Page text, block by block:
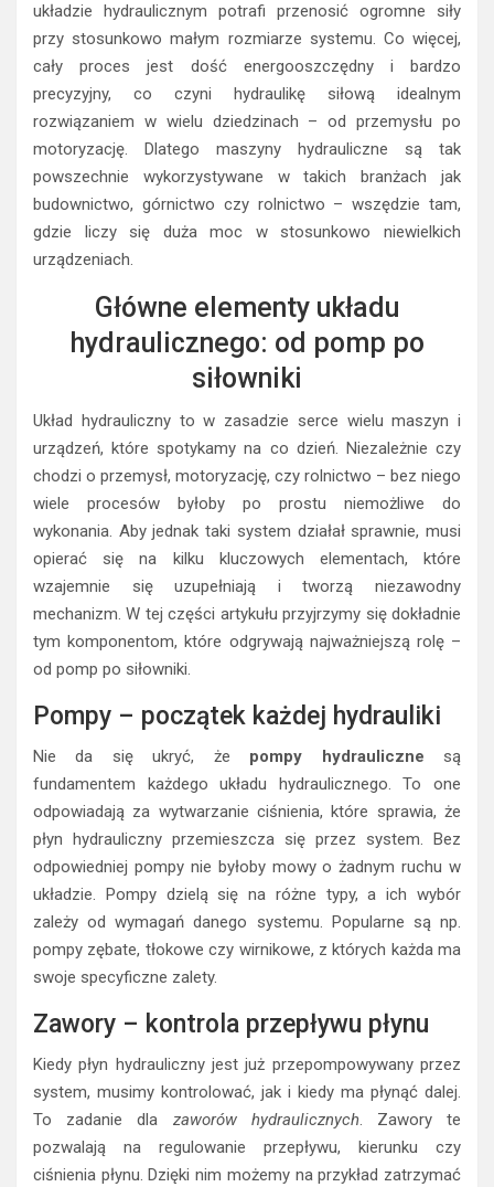
układzie hydraulicznym potrafi przenosić ogromne siły
przy stosunkowo małym rozmiarze systemu. Co więcej,
cały proces jest dość energooszczędny i bardzo
precyzyjny, co czyni hydraulikę siłową idealnym
rozwiązaniem w wielu dziedzinach – od przemysłu po
motoryzację. Dlatego maszyny hydrauliczne są tak
powszechnie wykorzystywane w takich branżach jak
budownictwo, górnictwo czy rolnictwo – wszędzie tam,
gdzie liczy się duża moc w stosunkowo niewielkich
urządzeniach.
Główne elementy układu
hydraulicznego: od pomp po
siłowniki
Układ hydrauliczny to w zasadzie serce wielu maszyn i
urządzeń, które spotykamy na co dzień. Niezależnie czy
chodzi o przemysł, motoryzację, czy rolnictwo – bez niego
wiele procesów byłoby po prostu niemożliwe do
wykonania. Aby jednak taki system działał sprawnie, musi
opierać się na kilku kluczowych elementach, które
wzajemnie się uzupełniają i tworzą niezawodny
mechanizm. W tej części artykułu przyjrzymy się dokładnie
tym komponentom, które odgrywają najważniejszą rolę –
od pomp po siłowniki.
Pompy – początek każdej hydrauliki
Nie da się ukryć, że pompy hydrauliczne są
fundamentem każdego układu hydraulicznego. To one
odpowiadają za wytwarzanie ciśnienia, które sprawia, że
płyn hydrauliczny przemieszcza się przez system. Bez
odpowiedniej pompy nie byłoby mowy o żadnym ruchu w
układzie. Pompy dzielą się na różne typy, a ich wybór
zależy od wymagań danego systemu. Popularne są np.
pompy zębate, tłokowe czy wirnikowe, z których każda ma
swoje specyficzne zalety.
Zawory – kontrola przepływu płynu
Kiedy płyn hydrauliczny jest już przepompowywany przez
system, musimy kontrolować, jak i kiedy ma płynąć dalej.
To zadanie dla zaworów hydraulicznych. Zawory te
pozwalają na regulowanie przepływu, kierunku czy
ciśnienia płynu. Dzięki nim możemy na przykład zatrzymać